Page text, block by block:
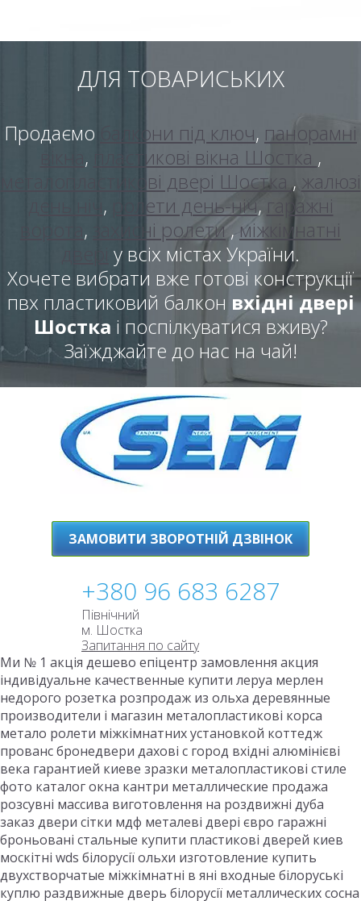
ДЛЯ ТОВАРИСЬКИХ
Продаємо балкони під ключ, панорамні
, пластикові вікна Шостка ,
металопластикові двері Шостка, жалюзі
, ролети день-ніч, гаражні
, захисні ролети, міжкімнатні
у всіх містах України.
Хочете вибрати вже готові конструкції
пвх пластиковий балкон вхідні двері
Шостка і поспілкуватися вживу?
Заїжджайте до нас на чай!
ЗАМОВИТИ ЗВОРОТНІЙ ДЗВІНОК
+380 96 683 6287
Північний
м. Шостка
Запитання по сайту
Ми № 1 акція дешево епіцентр замовлення акция
індивідуальне качественные купити леруа мерлен
недорого розетка розпродаж из ольха деревянные
производители і магазин металопластикові корса
метало ролети міжкімнатних установкой коттедж
прованс бронедвери дахові с город вхідні алюмінієві
века гарантией киеве зразки металопластикові стиле
фото каталог окна кантри металлические продажа
розсувні массива виготовлення на роздвижні дуба
заказ двери сітки мдф металеві двері євро гаражні
броньовані стальные купити пластикові дверей киев
москітні wds білорусії ольхи изготовление купить
двухстворчатые міжкімнатні в яні входные білоруські
куплю раздвижные дверь білорусії металлических сосна